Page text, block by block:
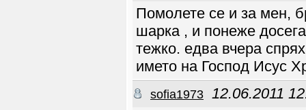
Помолете се и за мен,
шарка , и понеже
тежко. едва вчера
името на Господ Исус
sofia1973 12.06.2011